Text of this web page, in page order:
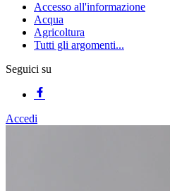
Accesso all'informazione
Acqua
Agricoltura
Tutti gli argomenti...
Seguici su
Accedi